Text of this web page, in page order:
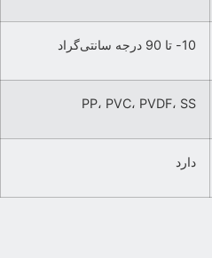
10- تا 90 درجه سانتی‌گراد
PP، PVC، PVDF، SS
دارد